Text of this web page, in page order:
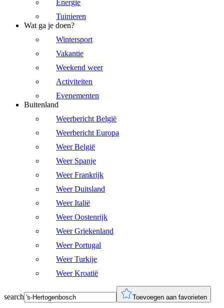
Energie
Tuinieren
Wat ga je doen?
Wintersport
Vakantie
Weekend weer
Activiteiten
Evenementen
Buitenland
Weerbericht België
Weerbericht Europa
Weer België
Weer Spanje
Weer Frankrijk
Weer Duitsland
Weer Italië
Weer Oostenrijk
Weer Griekenland
Weer Portugal
Weer Turkije
Weer Kroatië
search Toevoegen aan favorieten